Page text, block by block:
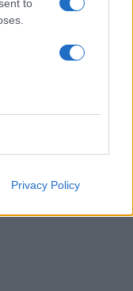
to
Privacy Policy
της